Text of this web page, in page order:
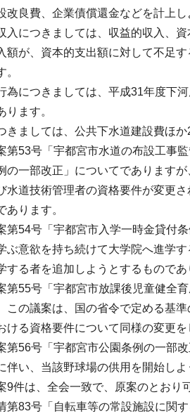
改良費、企業債償還金などを計上し
につきましては、収益的収入、資
が、資本的支出額に対して不足
につきましては、平成31年度下
ります。
ましては、公共下水道建設費ほか
53号「宇都宮市水道の布設工事
の一部改正」についてであります
水道技術管理者の資格要件が変更
あります。
54号「宇都宮市入学一時金貸付
ぶ意欲を持ち続けて大学院へ進学
する者を追加しようとするものであ
55号「宇都宮市放課後児童健全
この議案は、国の省令で定める基
ける資格要件について同様の変更を
56号「宇都宮市公園条例の一部
伴い、当該野球場の供用を開始しよ
件は、全会一致で、原案のとおり
83号「自転車等の常設施設に関